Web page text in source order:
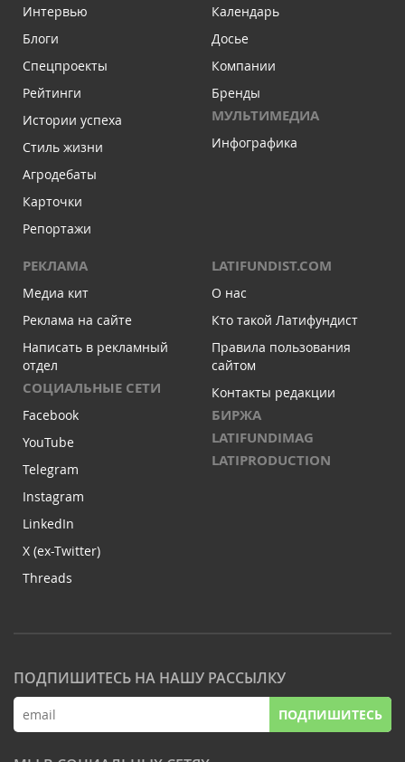
Интервью
Блоги
Спецпроекты
Рейтинги
Истории успеха
Стиль жизни
Агродебаты
Карточки
Репортажи
Календарь
Досье
Компании
Бренды
МУЛЬТИМЕДИА
Инфографика
РЕКЛАМА
Медиа кит
Реклама на сайте
Написать в рекламный
отдел
СОЦИАЛЬНЫЕ СЕТИ
Facebook
YouTube
Telegram
Instagram
LinkedIn
X (ex-Twitter)
Threads
LATIFUNDIST.COM
О нас
Кто такой Латифундист
Правила пользования
сайтом
Контакты редакции
БИРЖА
LATIFUNDIMAG
LATIPRODUCTION
ПОДПИШИТЕСЬ НА НАШУ РАССЫЛКУ
ПОДПИШИТЕСЬ